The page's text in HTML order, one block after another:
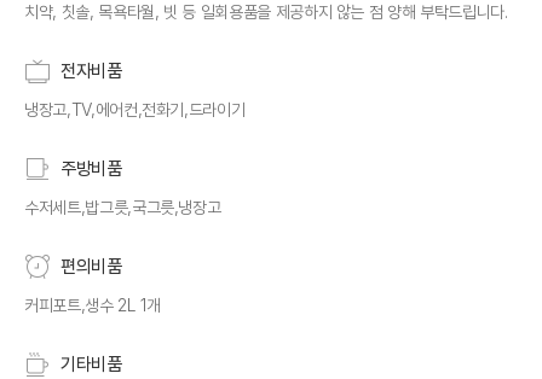
치약, 칫솔, 목욕타월, 빗 등 일회용품을 제공하지 않는 점 양해 부탁드립니다.
전자비품
냉장고,TV,에어컨,전화기,드라이기
주방비품
수저세트,밥그릇,국그릇,냉장고
편의비품
커피포트,생수 2L 1개
기타비품